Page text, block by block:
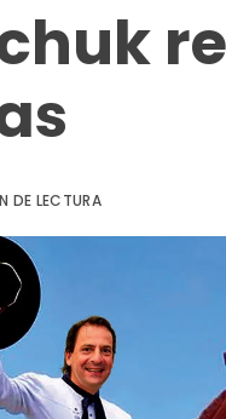
DE LECTURA